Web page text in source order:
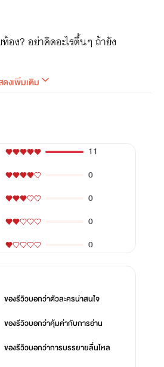
อง? อย่าคิดอะไรตื้นๆ ถ้ายัง
ดงเพิ่มเติม
11
0
0
0
0
ของรีวิวบอกว่าตัวละครน่าสนใจ
ของรีวิวบอกว่าคุ้มค่ากับการอ่าน
ของรีวิวบอกว่าการบรรยายลื่นไหล